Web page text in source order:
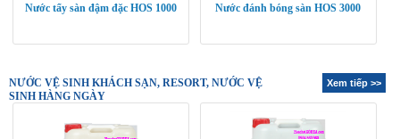
Nước tẩy sàn đậm đặc HOS 1000 Nước đánh bóng sàn HOS 3000
NƯỚC VỆ SINH KHÁCH SẠN, RESORT, NƯỚC VỆ
SINH HÀNG NGÀY
Xem tiếp >>